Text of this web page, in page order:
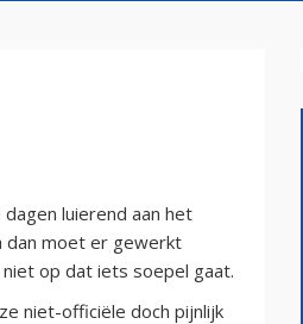
luierend aan het
dan moet er gewerkt
op dat iets soepel gaat.
niet-officiële doch pijnlijk